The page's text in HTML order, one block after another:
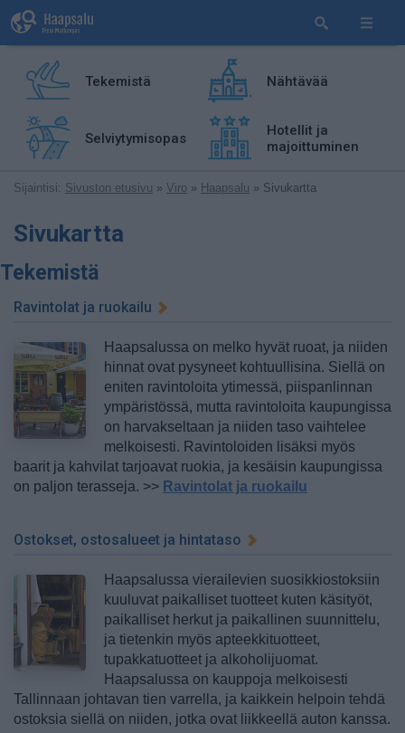
Tekemistä Nähtävää
Selviytymisopas
Hotellit ja
majoittuminen
Sijaintisi: Sivuston etusivu » Viro » Haapsalu » Sivukartta
Sivukartta
Tekemistä
Ravintolat ja ruokailu
Haapsalussa on melko hyvät ruoat, ja niiden
hinnat ovat pysyneet kohtuullisina. Siellä on
eniten ravintoloita ytimessä, piispanlinnan
ympäristössä, mutta ravintoloita kaupungissa
on harvakseltaan ja niiden taso vaihtelee
melkoisesti. Ravintoloiden lisäksi myös
baarit ja kahvilat tarjoavat ruokia, ja kesäisin kaupungissa
on paljon terasseja. >> Ravintolat ja ruokailu
Ostokset, ostosalueet ja hintataso
Haapsalussa vierailevien suosikkiostoksiin
kuuluvat paikalliset tuotteet kuten käsityöt,
paikalliset herkut ja paikallinen suunnittelu,
ja tietenkin myös apteekkituotteet,
tupakkatuotteet ja alkoholijuomat.
Haapsalussa on kauppoja melkoisesti
Tallinnaan johtavan tien varrella, ja kaikkein helpoin tehdä
ostoksia siellä on niiden, jotka ovat liikkeellä auton kanssa.